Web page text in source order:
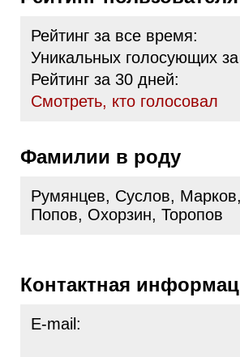
Рейтинг за все время:
Уникальных голосующих
Рейтинг за 30 дней:
Cмотреть, кто голосовал
Фамилии в роду
Румянцев, Суслов,
Попов, Охорзин, Торопов
Контактная
E-mail: